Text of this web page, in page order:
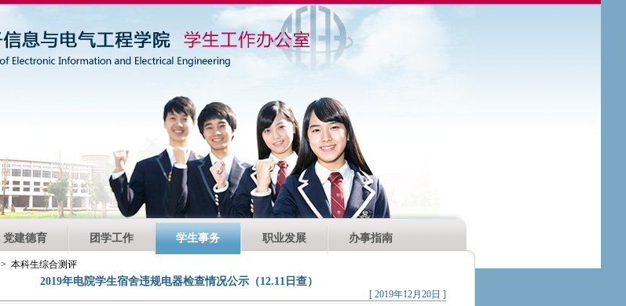
党建德育 团学工作 学生事务 职业发展 办事指南
> 本科生综合测评
2019年电院学生宿舍违规电器检查情况公示（12.11日查）
[ 2019年12月20日 ]